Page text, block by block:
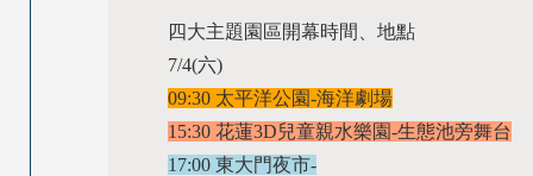
四大主題園區開幕時間、地點
7/4(六)
09:30 太平洋公園-海洋劇場
15:30 花蓮3D兒童親水樂園-生態池旁舞台
17:00 東大門夜市-